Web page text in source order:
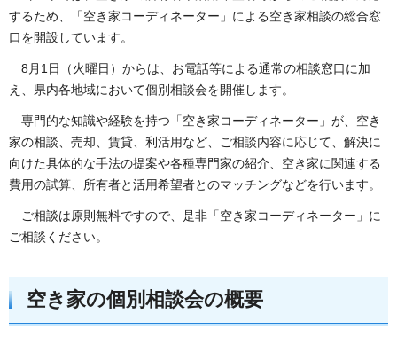
するため、「空き家コーディネーター」による空き家相談の総合窓
口を開設しています。
8月1日（火曜日）からは、お電話等による通常の相談窓口に加
え、県内各地域において個別相談会を開催します。
専門的な知識や経験を持つ「空き家コーディネーター」が、空き
家の相談、売却、賃貸、利活用など、ご相談内容に応じて、解決に
向けた具体的な手法の提案や各種専門家の紹介、空き家に関連する
費用の試算、所有者と活用希望者とのマッチングなどを行います。
ご相談は原則無料ですので、是非「空き家コーディネーター」に
ご相談ください。
空き家の個別相談会の概要